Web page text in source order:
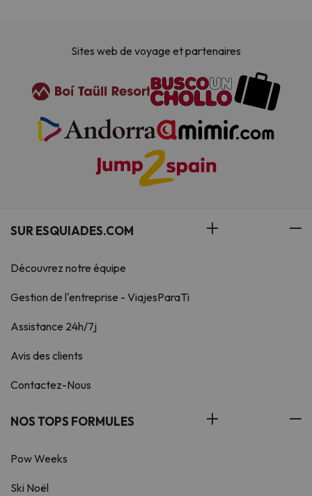
Sites web de voyage et partenaires
SUR ESQUIADES.COM
Découvrez notre équipe
Gestion de l'entreprise - ViajesParaTi
Assistance 24h/7j
Avis des clients
Contactez-Nous
NOS TOPS FORMULES
Pow Weeks
Ski Noël